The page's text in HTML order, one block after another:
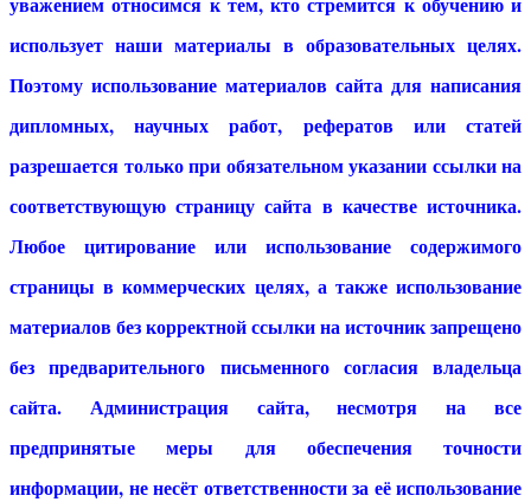
использует наши материалы в образовательных целях.
Поэтому использование материалов сайта для написания
дипломных, научных работ, рефератов или статей
разрешается только при обязательном указании ссылки на
соответствующую страницу сайта в качестве источника.
Любое цитирование или использование содержимого
страницы в коммерческих целях, а также использование
материалов без корректной ссылки на источник запрещено
без предварительного письменного согласия владельца
сайта. Администрация сайта, несмотря на все
предпринятые меры для обеспечения точности
информации, не несёт ответственности за её использование